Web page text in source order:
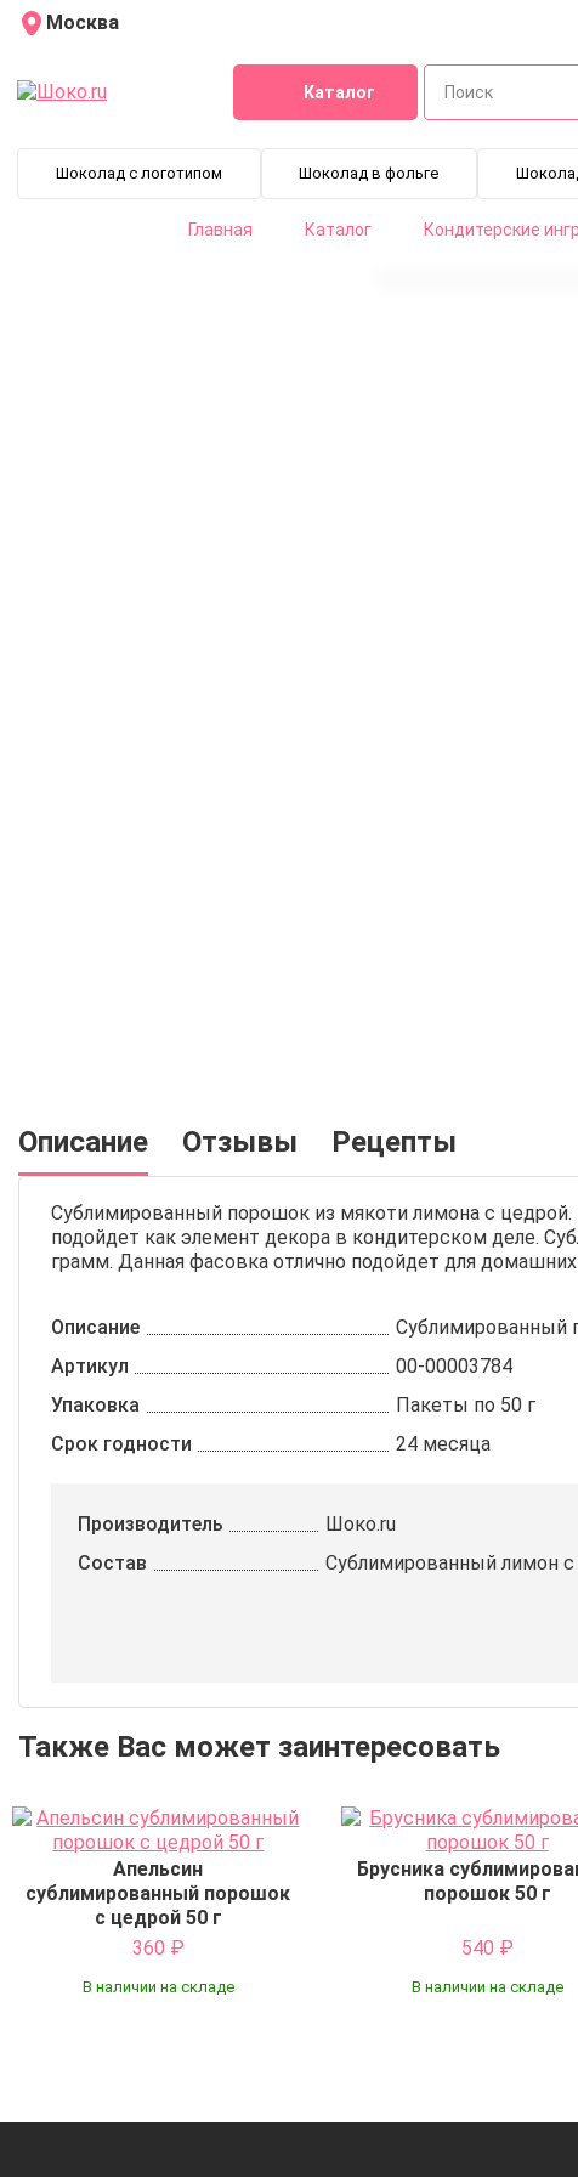
Москва
Каталог
Шоколад с логотипом Шоколад в фольге
Главная Каталог Кондитерские
Описание Отзывы Рецепты
Сублимированный порошок из мякоти лимона с
подойдет как элемент декора в кондитерском деле.
грамм. Данная фасовка отлично подойдет для
Описание
Сублимированный
Артикул
00-00003784
Упаковка
Пакеты по 50 г
Срок годности
24 месяца
Производитель
Шоко.ru
Состав
Сублимированный лимон
Также Вас может заинтересовать
Апельсин
сублимированный порошок
с цедрой 50 г
360 ₽
В наличии на складе
Брусника
порошок 50 г
540 ₽
В наличии на складе